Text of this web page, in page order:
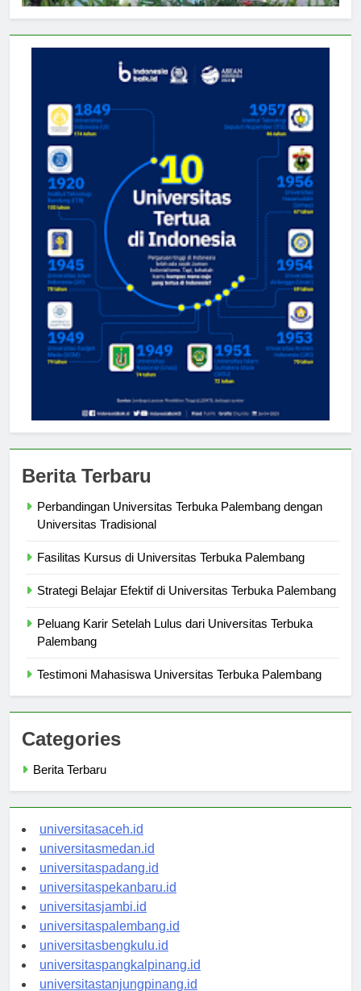
Perbandingan Universitas Terbuka Palembang dengan
Peluang Karir Setelah Lulus dari Universitas Terbuka
Categories
universitasaceh.id
universitasmedan.id
universitaspadang.id
universitaspekanbaru.id
universitasjambi.id
universitaspalembang.id
universitasbengkulu.id
universitaspangkalpinang.id